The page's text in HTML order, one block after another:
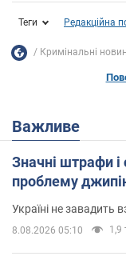
Теги Редакційна
Кримінальні
Важливе
Значні штрафи і
проблему
Україні не завадить
8.08.2026 05:10 1,9